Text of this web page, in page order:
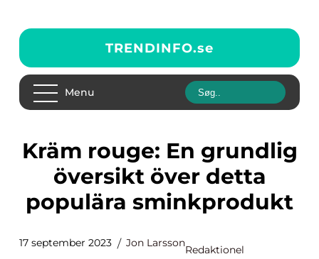
TRENDINFO.se
Menu
Kräm rouge: En grundlig
översikt över detta
populära sminkprodukt
17 september 2023 Jon Larsson
Redaktionel